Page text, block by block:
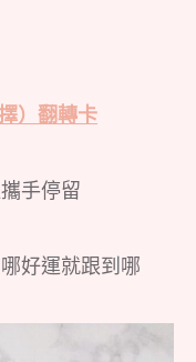
）翻轉卡
手停留
好運就跟到哪